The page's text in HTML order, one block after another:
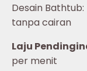
Desain
tanpa cairan
Laju
per menit